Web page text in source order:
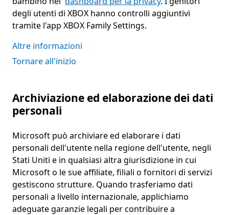
degli utenti di XBOX hanno controlli aggiuntivi
tramite l'app XBOX Family Settings.
Altre informazioni
Tornare all'inizio
Archiviazione ed elaborazione dei dati
personali
Microsoft può archiviare ed elaborare i dati
personali dell'utente nella regione dell'utente, negli
Stati Uniti e in qualsiasi altra giurisdizione in cui
Microsoft o le sue affiliate, filiali o fornitori di servizi
gestiscono strutture. Quando trasferiamo dati
personali a livello internazionale, applichiamo
adeguate garanzie legali per contribuire a